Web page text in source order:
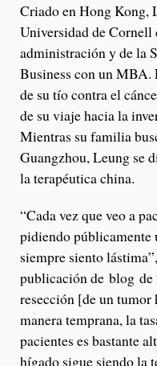
Criado en Hong Kong,
Universidad de
administración y de la
Business con un MBA.
de su tío contra el
de su viaje hacia la
Mientras su familia
Guangzhou, Leung se
la terapéutica china.
“Cada vez que veo a
pidiendo públicamente
siempre siento
publicación de blog de
resección [de un tumor
manera temprana, la
pacientes es bastante
hígado sigue siendo la